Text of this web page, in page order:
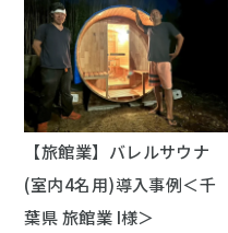
【旅館業】バレルサウナ
(室内4名用)導入事例＜千
葉県 旅館業 I様＞